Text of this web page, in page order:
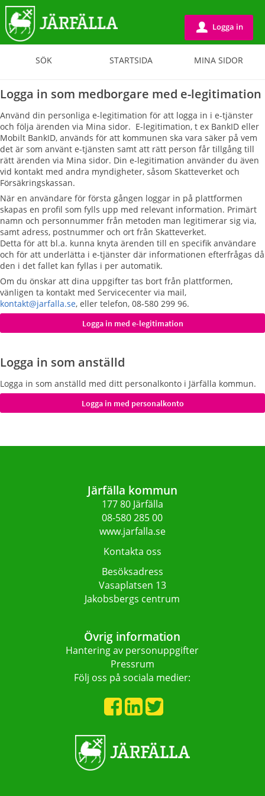
SÖK STARTSIDA MINA SIDOR
u Logga in
Logga in som medborgare med e-legitimation
Använd din personliga e-legitimation för att logga in i e-tjänster
och följa ärenden via Mina sidor. E-legitimation, t ex BankID eller
Mobilt BankID, används för att kommunen ska vara säker på vem
det är som använt e-tjänsten samt att rätt person får tillgång till
rätt ärenden via Mina sidor. Din e-legitimation använder du även
vid kontakt med andra myndigheter, såsom Skatteverket och
Försäkringskassan.
När en användare för första gången loggar in på plattformen
skapas en profil som fylls upp med relevant information. Primärt
namn och personnummer från metoden man legitimerar sig via,
samt adress, postnummer och ort från Skatteverket.
Detta för att bl.a. kunna knyta ärenden till en specifik användare
och för att underlätta i e-tjänster där informationen efterfrågas då
den i det fallet kan fyllas i per automatik.
Om du önskar att dina uppgifter tas bort från plattformen,
vänligen ta kontakt med Servicecenter via mail,
kontakt@jarfalla.se, eller telefon, 08-580 299 96.
Logga in som anställd
Logga in som anställd med ditt personalkonto i Järfälla kommun.
Järfälla kommun
177 80 Järfälla
08-580 285 00
www.jarfalla.se
Kontakta oss
Besöksadress
Vasaplatsen 13
Jakobsbergs centrum
Övrig information
Hantering av personuppgifter
Pressrum
Följ oss på sociala medier: